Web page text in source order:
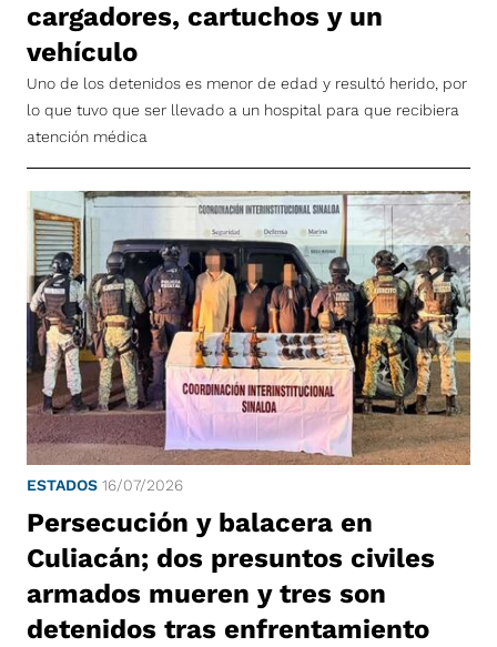
cargadores, cartuchos y un
vehículo
Uno de los detenidos es menor de edad y resultó herido, por
lo que tuvo que ser llevado a un hospital para que recibiera
atención médica
ESTADOS 16/07/2026
Persecución y balacera en
Culiacán; dos presuntos civiles
armados mueren y tres son
detenidos tras enfrentamiento